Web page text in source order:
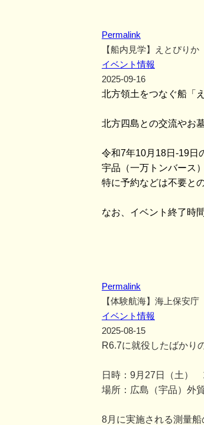
Permalink
【船内見学】えとぴりか
イベント情報
2025-09-16
北方領土をつなぐ船「
北方四島との交流やお
令和7年10月18日-19日
宇品（一万トンバース
特に予約などは不要と
なお、イベント終了時
Permalink
【体験航海】海上保安
イベント情報
2025-08-15
R6.7に就役したばかり
日時：9月27日（土）
場所：広島（宇品）外
8月に実施される測量船